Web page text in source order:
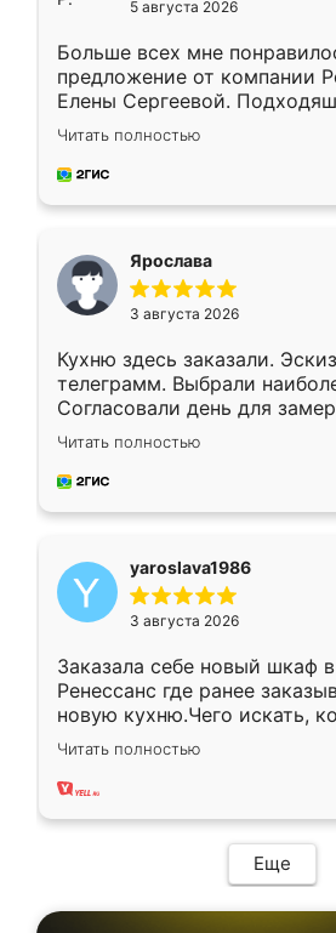
5 августа 2026
Больше всех мне
предложение от компании
Елены Сергеевой.
короткие сроки
для замера сотрудник
предложил по моему эскизу
Читать полностью
Ярослава
3 августа 2026
Кухню здесь заказали.
телеграмм. Выбрали
Согласовали день для
недели кухня была уже
довольны работой. Спасибо
мебель за качественную
Читать полностью
yaroslava1986
3 августа 2026
Заказала себе новый шкаф
Ренессанс где ранее
новую кухню.Чего искать,
вполне довольна. Служит
два года, нареканий нет.
Читать полностью
Еще